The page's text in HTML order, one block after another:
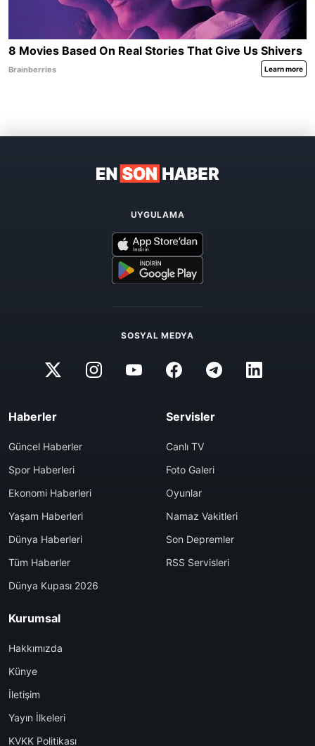
UYGULAMA
SOSYAL MEDYA
Haberler
Güncel Haberler
Spor Haberleri
Ekonomi Haberleri
Yaşam Haberleri
Dünya Haberleri
Tüm Haberler
Dünya Kupası 2026
Servisler
Canlı TV
Foto Galeri
Oyunlar
Namaz Vakitleri
Son Depremler
RSS Servisleri
Kurumsal
Hakkımızda
Künye
İletişim
Yayın İlkeleri
KVKK Politikası